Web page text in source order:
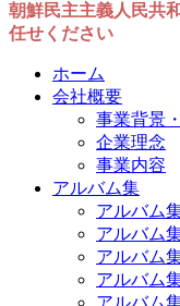
朝鮮民主主義人民共
任せください
ホーム
会社概要
事業背景
企業理念
事業内容
アルバム集
アルバム
アルバム
アルバム
アルバム
アルバム